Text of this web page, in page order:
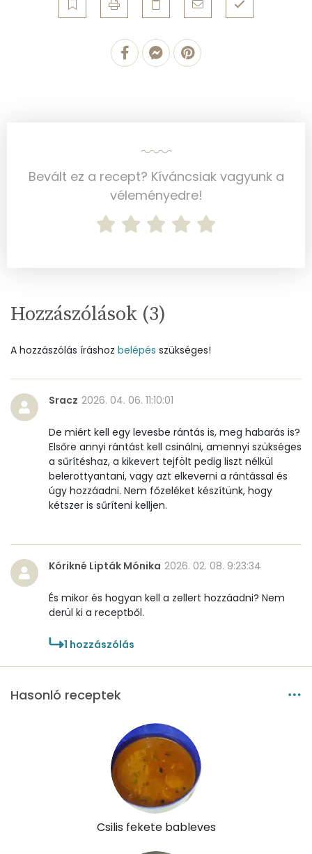
Bevált ez a recept? Kíváncsiak vagyunk a
véleményedre!
Hozzászólások (3)
A hozzászólás íráshoz belépés szükséges!
Sracz 2026. 04. 06. 11:10:01
De miért kell egy levesbe rántás is, meg habarás is?
Elsőre annyi rántást kell csinálni, amennyi szükséges
a sűrítéshaz, a kikevert tejfölt pedig liszt nélkül
belerottyantani, vagy azt elkeverni a rántással és
úgy hozzáadni. Nem főzeléket készítünk, hogy
kétszer is sűríteni kelljen.
Kórikné Lipták Mónika 2026. 02. 08. 9:23:34
És mikor és hogyan kell a zellert hozzáadni? Nem
derül ki a receptből.
1 hozzászólás
Hasonló receptek
Csilis fekete bableves